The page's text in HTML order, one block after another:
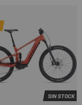
SIN STOCK